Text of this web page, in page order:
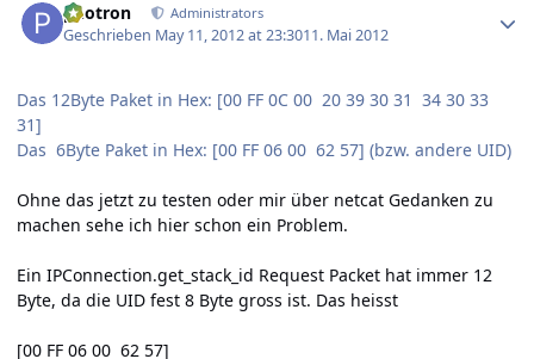
photron Administrators
Geschrieben May 11, 2012 at 23:3011. Mai 2012
Das 12Byte Paket in Hex: [00 FF 0C 00 20 39 30 31 34 30 33
31]
Das 6Byte Paket in Hex: [00 FF 06 00 62 57] (bzw. andere UID)
Ohne das jetzt zu testen oder mir über netcat Gedanken zu
machen sehe ich hier schon ein Problem.
Ein IPConnection.get_stack_id Request Packet hat immer 12
Byte, da die UID fest 8 Byte gross ist. Das heisst
[00 FF 06 00 62 57]